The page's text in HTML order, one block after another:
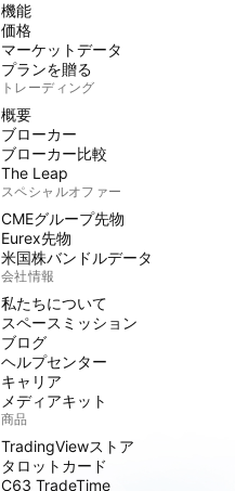
機能
価格
マーケットデータ
プランを贈る
トレーディング
概要
ブローカー
ブローカー比較
The Leap
スペシャルオファー
CMEグループ先物
Eurex先物
米国株バンドルデータ
会社情報
私たちについて
スペースミッション
ブログ
ヘルプセンター
キャリア
メディアキット
商品
TradingViewストア
タロットカード
C63 TradeTime